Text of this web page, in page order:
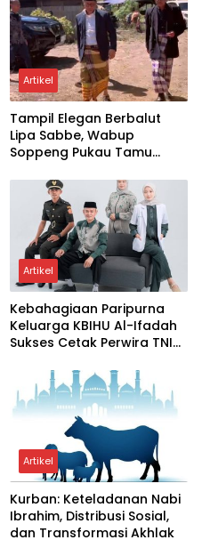
Artikel
Tampil Elegan Berbalut
Lipa Sabbe, Wabup
Soppeng Pukau Tamu
Pernikahan
Artikel
Kebahagiaan Paripurna
Keluarga KBIHU Al-Ifadah
Sukses Cetak Perwira TNI
Artikel
Kurban: Keteladanan Nabi
Ibrahim, Distribusi Sosial,
dan Transformasi Akhlak